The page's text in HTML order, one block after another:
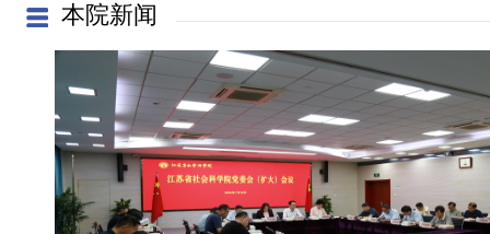
本院新闻